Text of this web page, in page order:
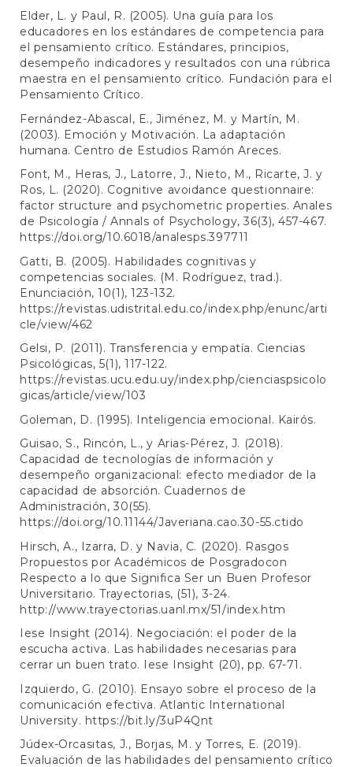
Elder, L. y Paul, R. (2005). Una guía para los
educadores en los estándares de competencia para
el pensamiento crítico. Estándares, principios,
desempeño indicadores y resultados con una rúbrica
maestra en el pensamiento crítico. Fundación para el
Pensamiento Crítico.
Fernández-Abascal, E., Jiménez, M. y Martín, M.
(2003). Emoción y Motivación. La adaptación
humana. Centro de Estudios Ramón Areces.
Font, M., Heras, J., Latorre, J., Nieto, M., Ricarte, J. y
Ros, L. (2020). Cognitive avoidance questionnaire:
factor structure and psychometric properties. Anales
de Psicología / Annals of Psychology, 36(3), 457-467.
https://doi.org/10.6018/analesps.397711
Gatti, B. (2005). Habilidades cognitivas y
competencias sociales. (M. Rodríguez, trad.).
Enunciación, 10(1), 123-132.
https://revistas.udistrital.edu.co/index.php/enunc/arti
cle/view/462
Gelsi, P. (2011). Transferencia y empatía. Ciencias
Psicológicas, 5(1), 117-122.
https://revistas.ucu.edu.uy/index.php/cienciaspsicolo
gicas/article/view/103
Goleman, D. (1995). Inteligencia emocional. Kairós.
Guisao, S., Rincón, L., y Arias-Pérez, J. (2018).
Capacidad de tecnologías de información y
desempeño organizacional: efecto mediador de la
capacidad de absorción. Cuadernos de
Administración, 30(55).
https://doi.org/10.11144/Javeriana.cao.30-55.ctido
Hirsch, A., Izarra, D. y Navia, C. (2020). Rasgos
Propuestos por Académicos de Posgradocon
Respecto a lo que Significa Ser un Buen Profesor
Universitario. Trayectorias, (51), 3-24.
http://www.trayectorias.uanl.mx/51/index.htm
Iese Insight (2014). Negociación: el poder de la
escucha activa. Las habilidades necesarias para
cerrar un buen trato. Iese Insight (20), pp. 67-71.
Izquierdo, G. (2010). Ensayo sobre el proceso de la
comunicación efectiva. Atlantic International
University. https://bit.ly/3uP4Qnt
Júdex-Orcasitas, J., Borjas, M. y Torres, E. (2019).
Evaluación de las habilidades del pensamiento crítico